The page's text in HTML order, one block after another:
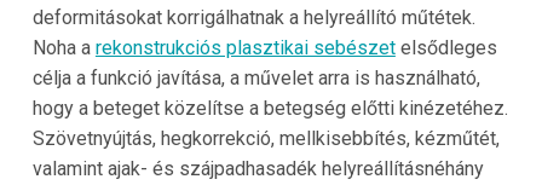
deformitásokat korrigálhatnak a helyreállító műtétek.
Noha a rekonstrukciós plasztikai sebészetelsődleges
célja a funkció javítása, a művelet arra is használható,
hogy a beteget közelítse a betegség előtti kinézetéhez.
Szövetnyújtás, hegkorrekció, mellkisebbítés, kézműtét,
valamint ajak- és szájpadhasadék helyreállításnéhány